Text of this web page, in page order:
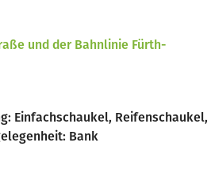
und der Bahnlinie Fürth-
Einfachschaukel, Reifenschaukel,
Bank